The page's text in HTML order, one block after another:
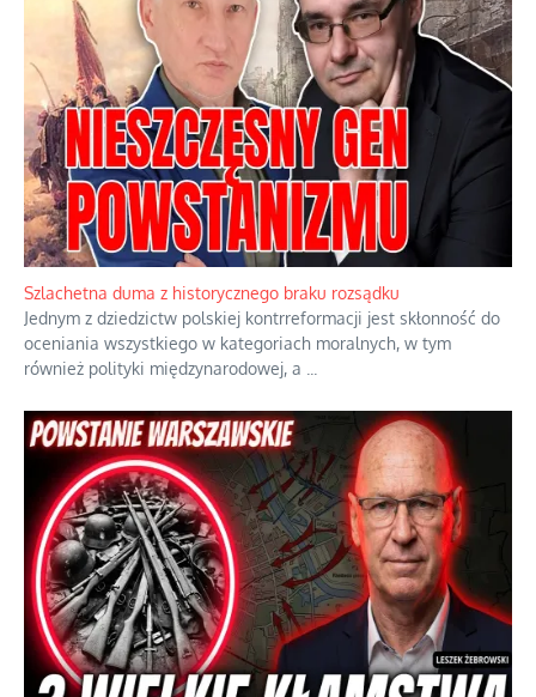
Szlachetna duma z historycznego braku rozsądku
Jednym z dziedzictw polskiej kontrreformacji jest skłonność do
oceniania wszystkiego w kategoriach moralnych, w tym
również polityki międzynarodowej, a